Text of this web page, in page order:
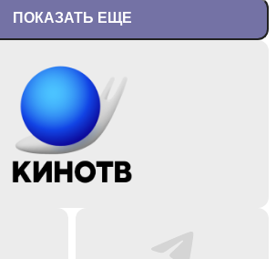
ПОКАЗАТЬ ЕЩЕ